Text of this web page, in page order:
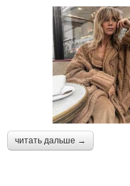
читать дальше →